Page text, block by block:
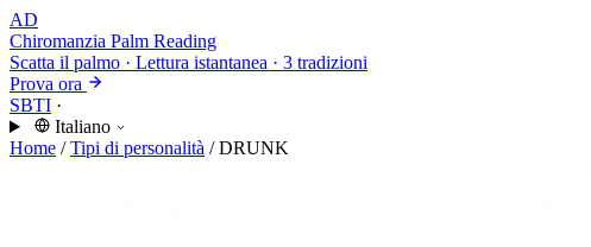
AD
Chiromanzia Palm Reading
Scatta il palmo · Lettura istantanea · 3 tradizioni
Prova ora
SBTI ·
Italiano
Home / Tipi di personalità / DRUNK